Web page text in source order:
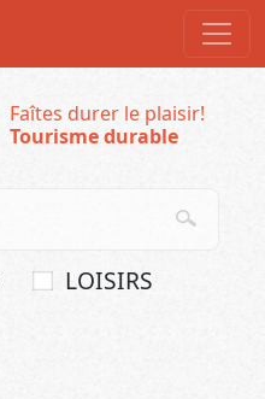
Faîtes durer le plaisir!
Tourisme durable
LOISIRS